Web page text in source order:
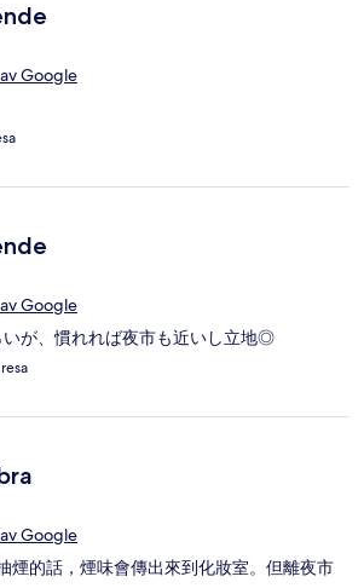
Google
Google
いが、慣れれば夜市も近いし立地◎
Google
煙的話，煙味會傳出來到化妝室。但離夜市